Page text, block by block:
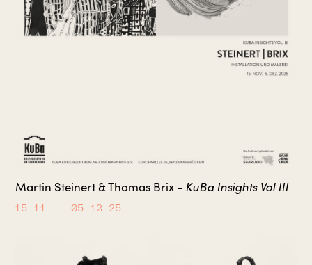
Martin Steinert & Thomas Brix - KuBa Insights Vol III
15.11. – 05.12.25